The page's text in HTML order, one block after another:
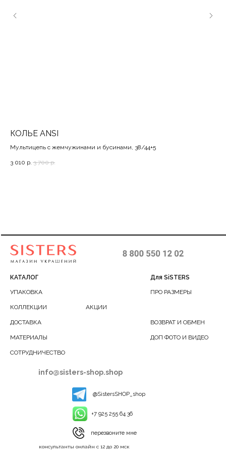
КОЛЬЕ ANSI
Мультицепь с жемчужинами и бусинами, 38/44+5
3 010 р. 3 700 р.
КАТАЛОГ Для SiSTERS
info@sisters-shop.shop
УПАКОВКА
ДОСТАВКА
КОЛЛЕКЦИИ
ПРО РАЗМЕРЫ
АКЦИИ
ВОЗВРАТ И ОБМЕН
ДОП ФОТО И ВИДЕО
консультанты онлайн с 12 до 20 мск
@SistersSHOP_shop
+7 925 255 64 36
перезвоните мне
МАТЕРИАЛЫ
СОТРУДНИЧЕСТВО